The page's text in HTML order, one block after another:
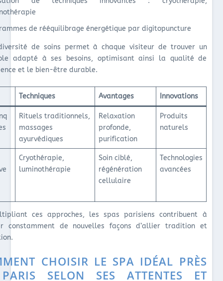
de rééquilibrage énergétique par digitopuncture
de soins permet à chaque visiteur de trouver un
adapté à ses besoins, optimisant ainsi la qualité de
et le bien-être durable.
Techniques Avantages Innovations
Rituels traditionnels,
massages
ayurvédiques
Relaxation
profonde,
purification
Produits
naturels
Cryothérapie,
luminothérapie
Soin ciblé,
régénération
cellulaire
Technologies
avancées
ces approches, les spas parisiens contribuent à
constamment de nouvelles façons d’allier tradition et
CHOISIR LE SPA IDÉAL PRÈS
SELON SES ATTENTES ET